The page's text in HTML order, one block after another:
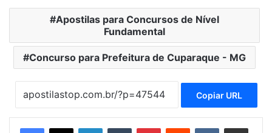
Apostilas para Concursos de Nível
Fundamental
Concurso para Prefeitura de Cuparaque - MG
Copiar URL
LinkedinTumblr PinterestReddit VK Compartilhar via e-mail